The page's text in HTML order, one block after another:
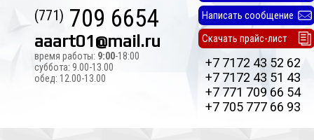
(771) 709 6654
aaart01@mail.ru
время работы: 9:00-18:00
суббота: 9.00-13.00
обед: 12.00-13.00
Написать сообщение
Скачать прайс-лист
+7 7172 43 52 62
+7 7172 43 51 43
+7 771 709 66 54
+7 705 777 66 93